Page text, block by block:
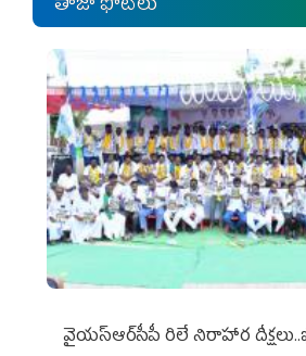
వైయ‌స్ఆర్‌సీపీ రిలే నిరాహార